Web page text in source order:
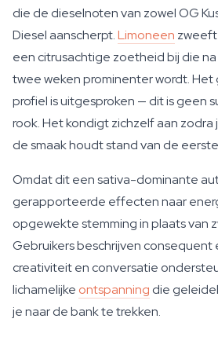
die de dieselnoten van zowel OG
Diesel aanscherpt.Limoneen
een citrusachtige zoetheid bij die
twee weken prominenter wordt.
profiel is uitgesproken — dit is geen
rook. Het kondigt zichzelf aan
de smaak houdt stand van de
Omdat dit een sativa-dominante
gerapporteerde effecten naar
opgewekte stemming in plaats van
Gebruikers beschrijven consequent
creativiteit en conversatie
lichamelijke ontspanning die
je naar de bank te trekken.